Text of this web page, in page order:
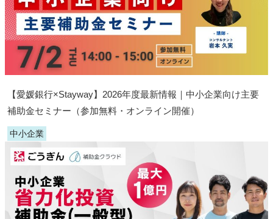
【愛媛銀行×Stayway】2026年度最新情報｜中小企業向け主要
補助金セミナー（参加無料・オンライン開催）
中小企業